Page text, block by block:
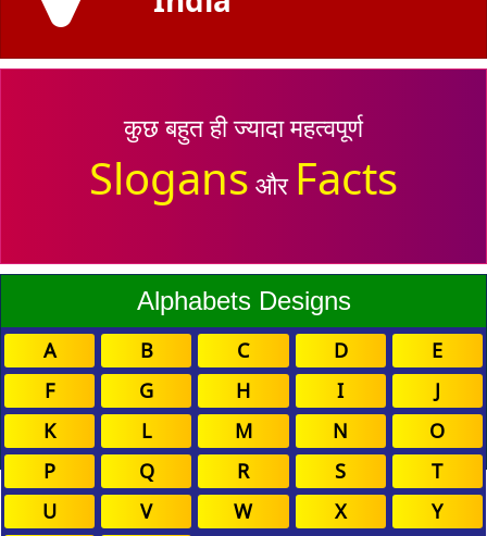
कुछ बहुत ही ज्यादा महत्वपूर्ण
Slogans और Facts
Alphabets Designs
A B C D
E
F
G H I
J
K
L M N
O
P
Q R S
T
U
V W X
Y